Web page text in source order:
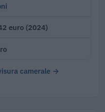
euro (2024)
camerale →